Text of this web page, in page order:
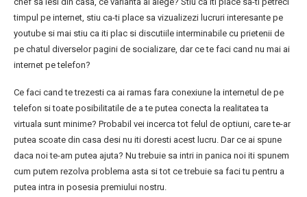
timpul pe internet, stiu ca-ti place sa vizualizezi lucruri interesante pe
youtube si mai stiu ca iti plac si discutiile interminabile cu prietenii de
pe chatul diverselor pagini de socializare, dar ce te faci cand nu mai ai
internet pe telefon?
Ce faci cand te trezesti ca ai ramas fara conexiune la internetul de pe
telefon si toate posibilitatile de a te putea conecta la realitatea ta
virtuala sunt minime? Probabil vei incerca tot felul de optiuni, care te-ar
putea scoate din casa desi nu iti doresti acest lucru. Dar ce ai spune
daca noi te-am putea ajuta? Nu trebuie sa intri in panica noi iti spunem
cum putem rezolva problema asta si tot ce trebuie sa faci tu pentru a
putea intra in posesia premiului nostru.